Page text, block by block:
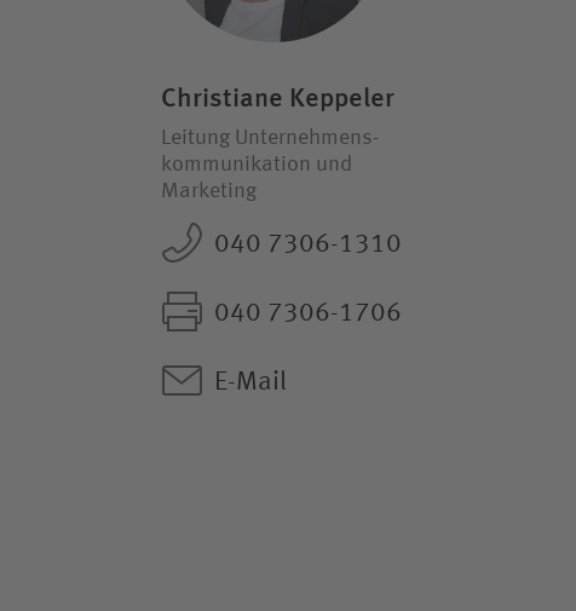
Christiane Keppeler
Leitung Unternehmens­
kommunikation und
Marketing
040 7306-1310
040 7306-1706
E-Mail